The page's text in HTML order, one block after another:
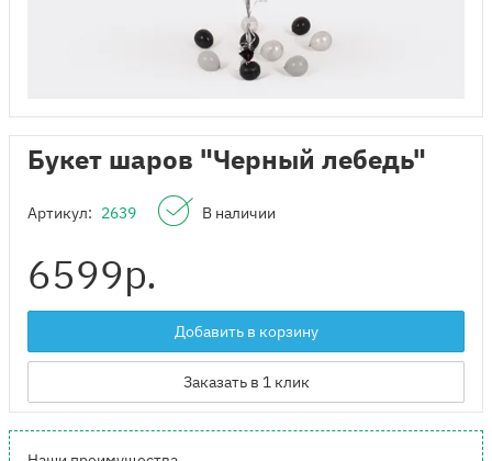
Букет шаров "Черный лебедь"
Артикул: 2639 В наличии
6599р.
Добавить в корзину
Заказать в 1 клик